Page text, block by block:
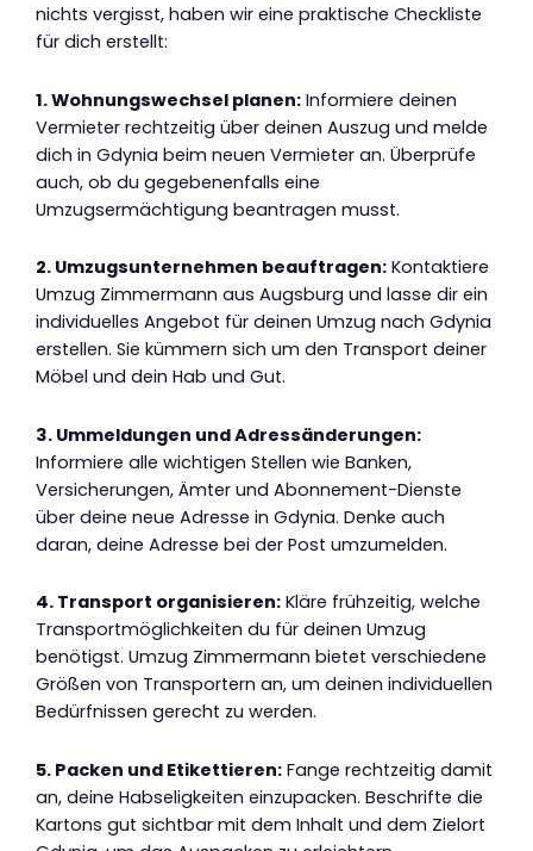
nichts vergisst, haben wir eine praktische Checkliste
für dich erstellt:
1. Wohnungswechsel planen: Informiere deinen
Vermieter rechtzeitig über deinen Auszug und melde
dich in Gdynia beim neuen Vermieter an. Überprüfe
auch, ob du gegebenenfalls eine
Umzugsermächtigung beantragen musst.
2. Umzugsunternehmen beauftragen: Kontaktiere
Umzug Zimmermann aus Augsburg und lasse dir ein
individuelles Angebot für deinen Umzug nach Gdynia
erstellen. Sie kümmern sich um den Transport deiner
Möbel und dein Hab und Gut.
3. Ummeldungen und Adressänderungen:
Informiere alle wichtigen Stellen wie Banken,
Versicherungen, Ämter und Abonnement-Dienste
über deine neue Adresse in Gdynia. Denke auch
daran, deine Adresse bei der Post umzumelden.
4. Transport organisieren: Kläre frühzeitig, welche
Transportmöglichkeiten du für deinen Umzug
benötigst. Umzug Zimmermann bietet verschiedene
Größen von Transportern an, um deinen individuellen
Bedürfnissen gerecht zu werden.
5. Packen und Etikettieren: Fange rechtzeitig damit
an, deine Habseligkeiten einzupacken. Beschrifte die
Kartons gut sichtbar mit dem Inhalt und dem Zielort